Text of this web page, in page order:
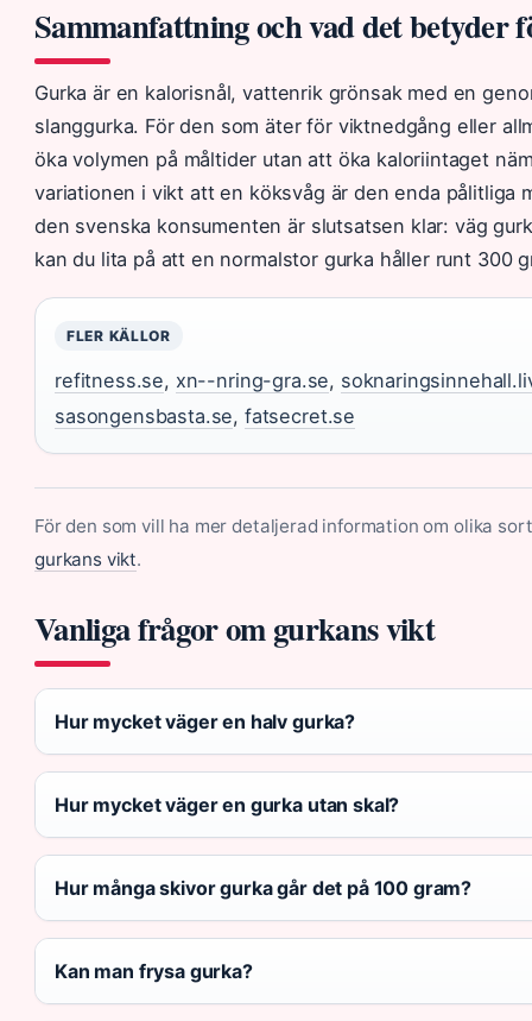
Sammanfattning och vad det betyder
Gurka är en kalorisnål, vattenrik grönsak med en
slanggurka. För den som äter för viktnedgång eller
öka volymen på måltider utan att öka kaloriintaget
variationen i vikt att en köksvåg är den enda pålitliga
den svenska konsumenten är slutsatsen klar: väg
kan du lita på att en normalstor gurka håller runt 300
FLER KÄLLOR
refitness.se, xn--nring-gra.se,
sasongensbasta.se, fatsecret.se
För den som vill ha mer detaljerad information om olika
gurkans vikt.
Vanliga frågor om gurkans vikt
Hur mycket väger en halv gurka?
Hur mycket väger en gurka utan skal?
Hur många skivor gurka går det på 100 gram?
Kan man frysa gurka?